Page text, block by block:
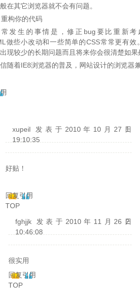
在其它浏览器就不会有问题。
构你的代码
发生的事情是，修正bug要比重新
做些小改动和一些简单的CSS常常更有
现较少的长期问题而且将来你会很清楚如
随着IE8浏览器的普及，网站设计的浏览器
1
xupeil 发表于2010年10月27日
19:10:35
好贴！
回复引用
TOP
2
fghjjk 发表于2010年11月26日
10:46:08
很实用
回复引用
TOP